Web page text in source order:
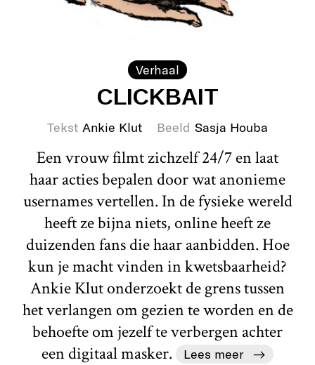
Verhaal
CLICKBAIT
Tekst Ankie Klut Beeld Sasja Houba
Een vrouw filmt zichzelf 24/7 en laat
haar acties bepalen door wat anonieme
usernames vertellen. In de fysieke wereld
heeft ze bijna niets, online heeft ze
duizenden fans die haar aanbidden. Hoe
kun je macht vinden in kwetsbaarheid?
Ankie Klut onderzoekt de grens tussen
het verlangen om gezien te worden en de
behoefte om jezelf te verbergen achter
een digitaal masker.
Lees meer